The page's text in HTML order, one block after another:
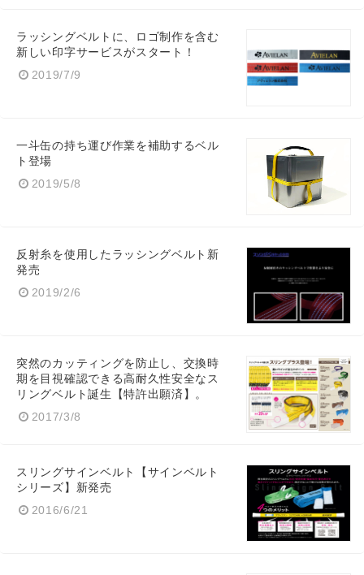
ラッシングベルトに、ロゴ制作を含む
新しい印字サービスがスタート！
2019/7/9
一斗缶の持ち運び作業を補助するベル
ト登場
2019/5/8
反射糸を使用したラッシングベルト新
発売
2019/2/6
突然のカッティングを防止し、交換時
期を目視確認できる高耐久性安全なス
リングベルト誕生【特許出願済】。
2017/3/8
スリングサインベルト【サインベルト
シリーズ】新発売
2016/6/21
Japanese